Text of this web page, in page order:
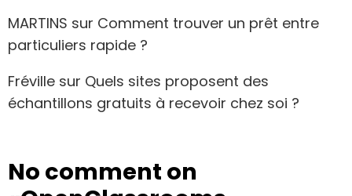
MARTINS sur Comment trouver un prêt entre
particuliers rapide ?
Fréville sur Quels sites proposent des
échantillons gratuits à recevoir chez soi ?
No comment on